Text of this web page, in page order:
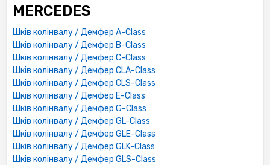
MERCEDES
Шків колінвалу / Демфер A-Class
Шків колінвалу / Демфер B-Class
Шків колінвалу / Демфер C-Class
Шків колінвалу / Демфер CLA-Class
Шків колінвалу / Демфер CLS-Class
Шків колінвалу / Демфер E-Class
Шків колінвалу / Демфер G-Class
Шків колінвалу / Демфер GL-Class
Шків колінвалу / Демфер GLE-Class
Шків колінвалу / Демфер GLK-Class
Шків колінвалу / Демфер GLS-Class